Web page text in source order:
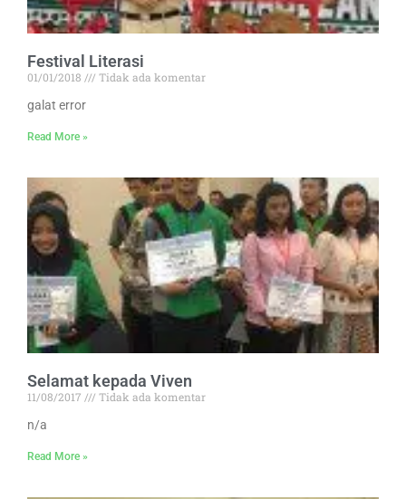
Festival Literasi
01/01/2018
Tidak ada komentar
galat error
Read More »
Selamat kepada Viven
11/08/2017
Tidak ada komentar
n/a
Read More »